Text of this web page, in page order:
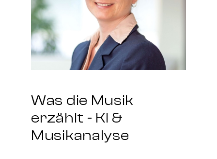
Was die Musik
erzählt - KI &
Musikanalyse